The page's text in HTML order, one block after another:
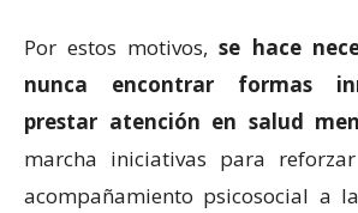
Por estos motivos,se hace
nunca encontrar formas
prestar atención en salud
marcha iniciativas para
acompañamiento psicosocial a